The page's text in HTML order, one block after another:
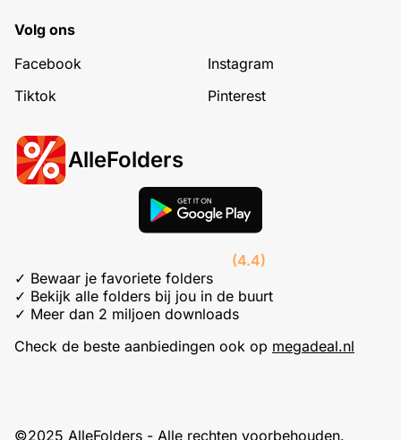
Volg ons
Facebook
Instagram
Tiktok
Pinterest
AlleFolders
(4.4)
✓ Bewaar je favoriete folders
✓ Bekijk alle folders bij jou in de buurt
✓ Meer dan 2 miljoen downloads
Check de beste aanbiedingen ook op megadeal.nl
©2025 AlleFolders - Alle rechten voorbehouden.